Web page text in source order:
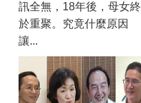
訊全無，18年後，母女終
於重聚。究竟什麼原因
讓...